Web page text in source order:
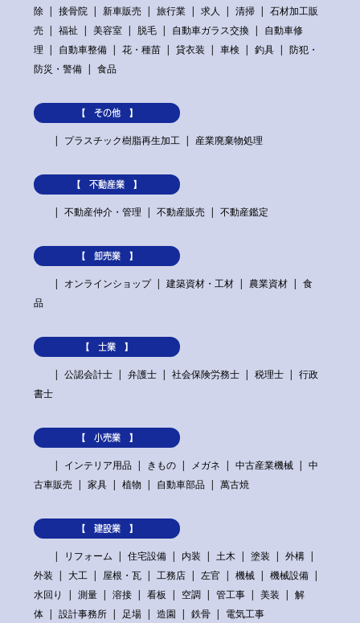
除
接骨院 新車販売 旅行業 求人 清掃
石材加工販
売
福祉 美容室 脱毛 自動車ガラス交換
自動車修
理
自動車整備 花・種苗 貸衣装 車検 釣具
防犯・
防災・警備
食品
【 その他 】
プラスチック樹脂再生加工
産業廃棄物処理
【 不動産業 】
不動産仲介・管理
不動産販売 不動産鑑定
【 卸売業 】
オンラインショップ
建築資材・工材 農業資材
食
品
【 士業 】
公認会計士
弁護士 社会保険労務士 税理士
行政
書士
【 小売業 】
インテリア用品
きもの メガネ 中古産業機械
中
古車販売
家具 植物 自動車部品 萬古焼
【 建設業 】
リフォーム
住宅設備 内装 土木 塗装
外構
外装
大工 屋根・瓦 工務店 左官 機械
機械設備
水回り
測量 溶接 看板 空調 管工事 美装
解
体
設計事務所 足場 造園 鉄骨 電気工事